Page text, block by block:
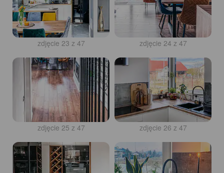
zdjęcie 23 z 47 zdjęcie 24 z 47
zdjęcie 25 z 47 zdjęcie 26 z 47